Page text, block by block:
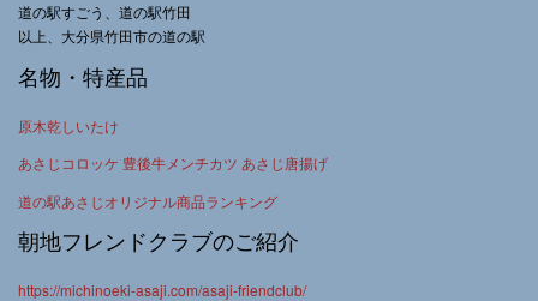
道の駅すごう、道の駅竹田
以上、大分県竹田市の道の駅
名物・特産品
原木乾しいたけ
あさじコロッケ 豊後牛メンチカツ あさじ唐揚げ
道の駅あさじオリジナル商品ランキング
朝地フレンドクラブのご紹介
https://michinoeki-asaji.com/asaji-friendclub/